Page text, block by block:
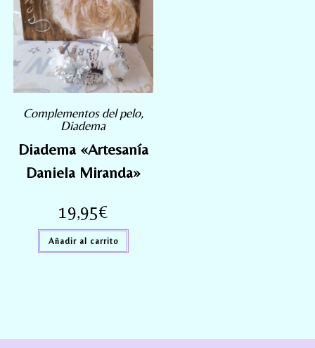
Complementos del pelo,
Diadema
Diadema «Artesanía
Daniela Miranda»
19,95€
Añadir al carrito